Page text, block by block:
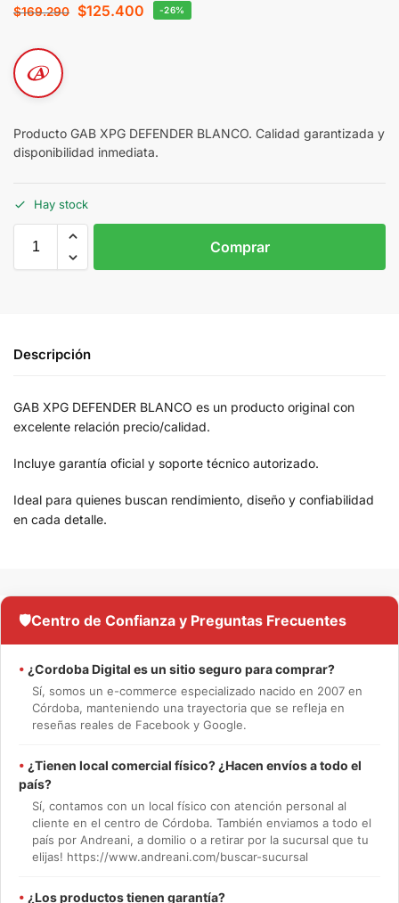
$169.290 $125.400 -26%
Producto GAB XPG DEFENDER BLANCO. Calidad garantizada y
disponibilidad inmediata.
Hay stock
Comprar
Descripción
GAB XPG DEFENDER BLANCO es un producto original con
excelente relación precio/calidad.
Incluye garantía oficial y soporte técnico autorizado.
Ideal para quienes buscan rendimiento, diseño y confiabilidad
en cada detalle.
🛡️Centro de Confianza y Preguntas Frecuentes
• ¿Cordoba Digital es un sitio seguro para comprar?
Sí, somos un e-commerce especializado nacido en 2007 en
Córdoba, manteniendo una trayectoria que se refleja en
reseñas reales de Facebook y Google.
• ¿Tienen local comercial físico? ¿Hacen envíos a todo el
país?
Sí, contamos con un local físico con atención personal al
cliente en el centro de Córdoba. También enviamos a todo el
país por Andreani, a domilio o a retirar por la sucursal que tu
elijas! https://www.andreani.com/buscar-sucursal
• ¿Los productos tienen garantía?